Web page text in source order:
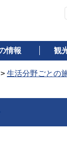
情報 観
> 生活分野ごとの